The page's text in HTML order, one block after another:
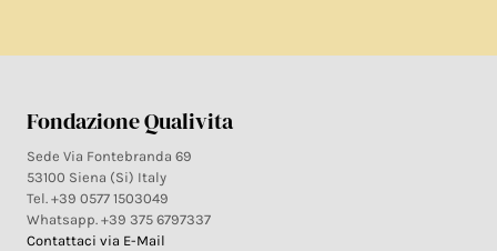
Fondazione Qualivita
Sede Via Fontebranda 69
53100 Siena (Si) Italy
Tel. +39 0577 1503049
Whatsapp. +39 375 6797337
Contattaci via E-Mail